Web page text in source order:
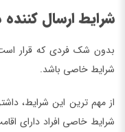
شرایط ارسال
بدون شک فردی که قرار
شرایط خاصی باشد.
از مهم ترین این شرایط،
شرایط خاصی افراد دارای